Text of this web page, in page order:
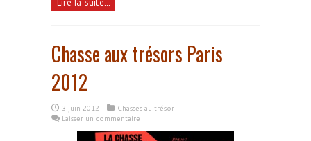
Chasse aux trésors Paris
2012
3 juin 2012
Chasses au trésor
Laisser un commentaire